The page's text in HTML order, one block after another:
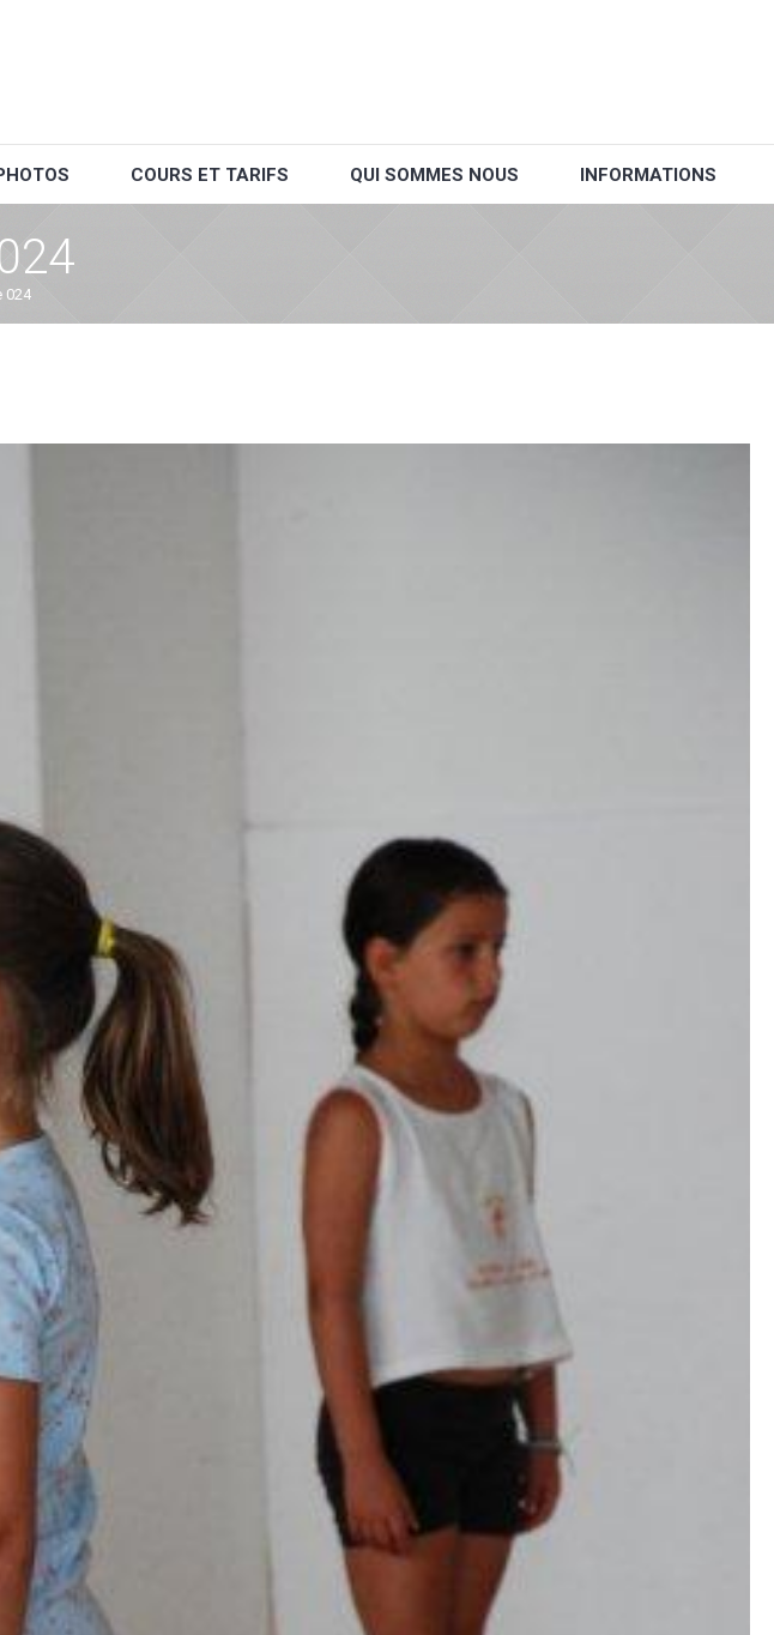
COURS ET TARIFS QUI SOMMES NOUS INFORMATIONS
024